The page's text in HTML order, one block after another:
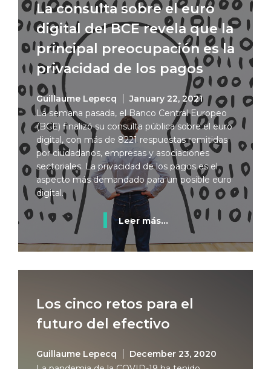
La consulta sobre el euro
digital del BCE revela que la
principal preocupación es la
privacidad de los pagos
Guillaume Lepecq
January 22, 2021
La semana pasada, el Banco Central Europeo
(BCE) finalizó su consulta pública sobre el euro
digital, con más de 8221 respuestas remitidas
por ciudadanos, empresas y asociaciones
sectoriales. La privacidad de los pagos es el
aspecto más demandado para un posible euro
digital.
Leer más...
Los cinco retos para el
futuro del efectivo
Guillaume Lepecq
December 23, 2020